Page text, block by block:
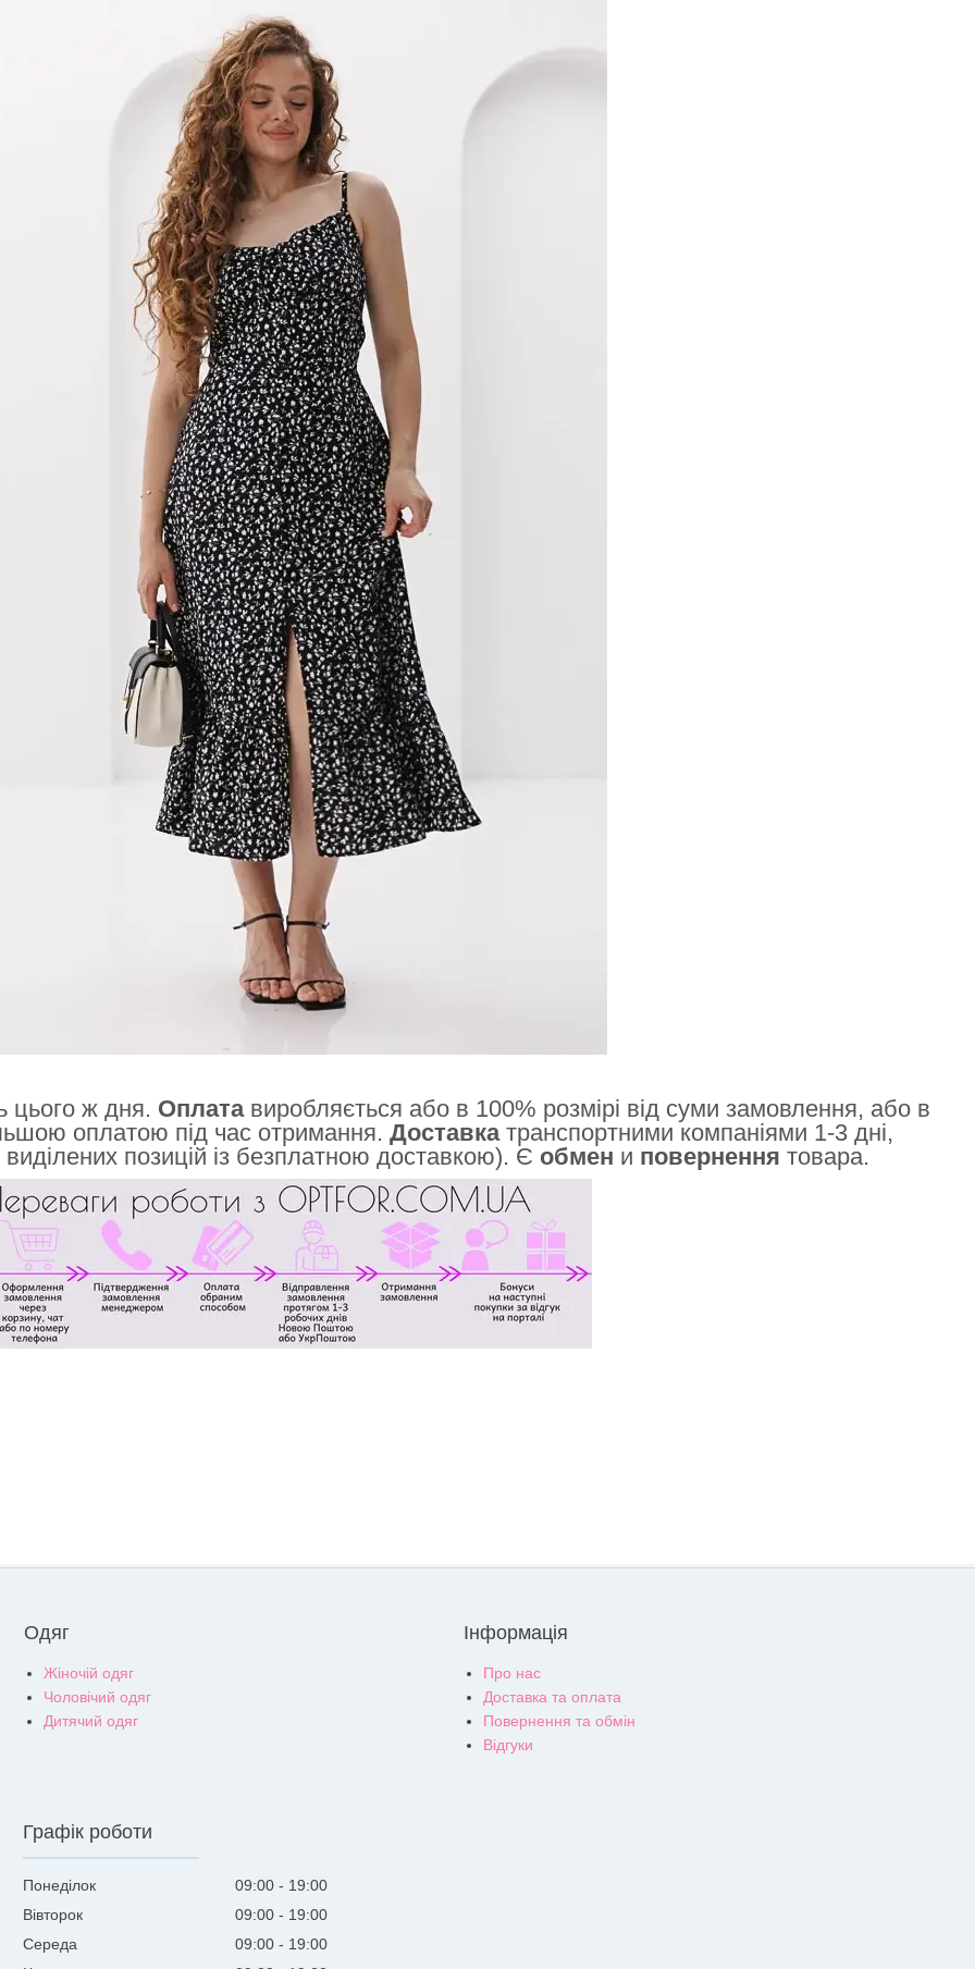
ж дня. Оплатавиробляється або в 100% розмірі від суми замовлення, або в
оплатою під час отримання. Доставкатранспортними компаніями 1-3 дні,
позицій із безплатною доставкою). Є обмен и повернення товара.
Одяг
Жіночій одяг
Чоловічий одяг
Дитячий одяг
Інформація
Про нас
Доставка та оплата
Повернення та обмін
Відгуки
Графік роботи
Понеділок 09:00
19:00
Вівторок
09:00
19:00
Середа
09:00
19:00